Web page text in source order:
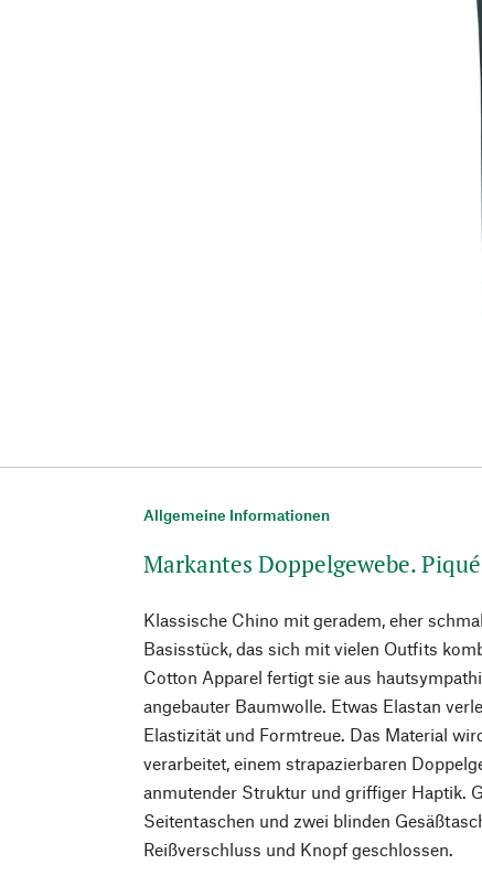
Allgemeine Informationen
Markantes Doppelgewebe.
Klassische Chino mit geradem, eher
Basisstück, das sich mit vielen Outfits
Cotton Apparel fertigt sie aus
angebauter Baumwolle. Etwas Elastan
Elastizität und Formtreue. Das Material
verarbeitet, einem strapazierbaren
anmutender Struktur und griffiger Haptik.
Seitentaschen und zwei blinden
Reißverschluss und Knopf geschlossen.